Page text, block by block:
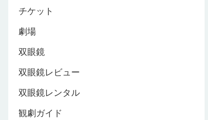
チケット
劇場
双眼鏡
双眼鏡レビュー
双眼鏡レンタル
観劇ガイド